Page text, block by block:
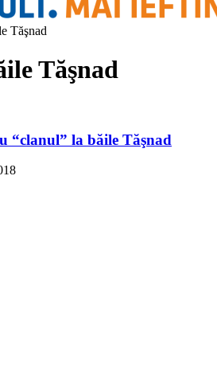
Tăşnad
Tăşnad
“clanul” la băile Tăşnad